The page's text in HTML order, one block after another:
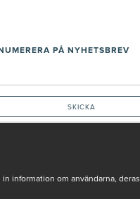
PÅ NYHETSBREV
information om användarna, deras